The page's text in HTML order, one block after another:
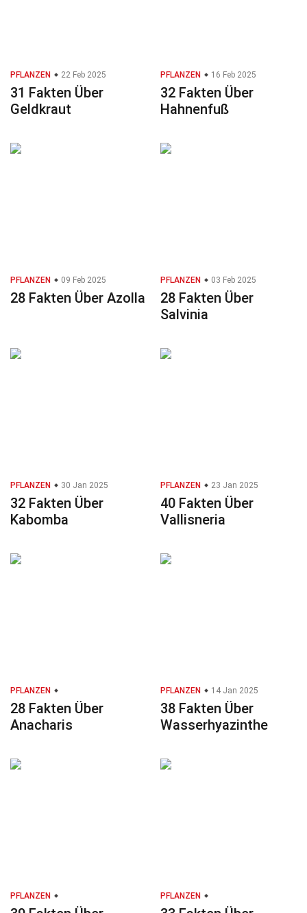
PFLANZEN 22 Feb 2025
31 Fakten Über
Geldkraut
PFLANZEN 16 Feb 2025
32 Fakten Über
Hahnenfuß
PFLANZEN 09 Feb 2025
28 Fakten Über Azolla
PFLANZEN 03 Feb 2025
28 Fakten Über
Salvinia
PFLANZEN 30 Jan 2025
32 Fakten Über
Kabomba
PFLANZEN 23 Jan 2025
40 Fakten Über
Vallisneria
PFLANZEN
28 Fakten Über
Anacharis
PFLANZEN 14 Jan 2025
38 Fakten Über
Wasserhyazinthe
PFLANZEN PFLANZEN